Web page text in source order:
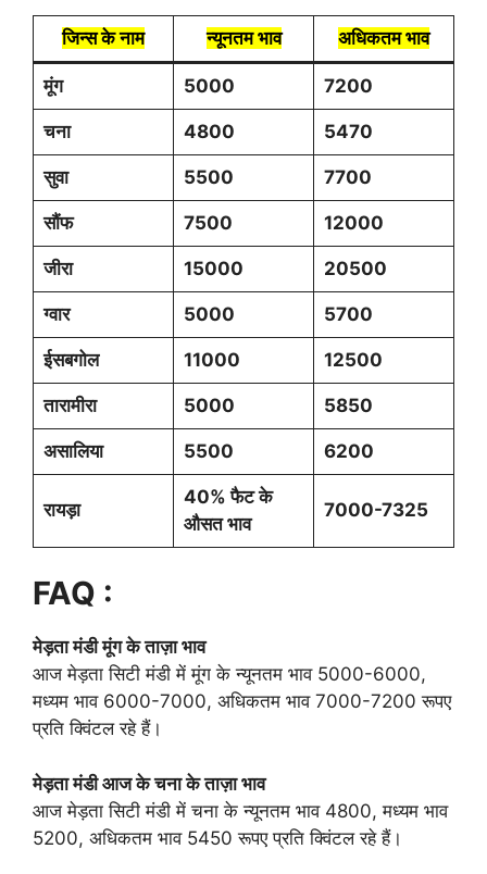
जिन्स के नाम न्यूनतम भाव अधिकतम भाव
मूंग 5000 7200
चना 4800 5470
सुवा 5500 7700
सौंफ 7500 12000
जीरा 15000 20500
ग्वार 5000 5700
ईसबगोल 11000 12500
तारामीरा 5000 5850
असालिया 5500 6200
रायड़ा
40% फैट के
औसत भाव
7000-7325
FAQ :
मेड़ता मंडी मूंग के ताज़ा भाव
आज मेड़ता सिटी मंडी में मूंग के न्यूनतम भाव 5000-6000,
मध्यम भाव 6000-7000, अधिकतम भाव 7000-7200 रूपए
प्रति क्विंटल रहे हैं।
मेड़ता मंडी आज के चना के ताज़ा भाव
आज मेड़ता सिटी मंडी में चना के न्यूनतम भाव 4800, मध्यम भाव
5200, अधिकतम भाव 5450 रूपए प्रति क्विंटल रहे हैं।